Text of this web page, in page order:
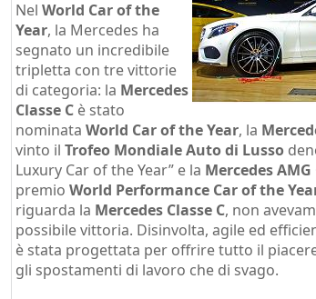
Nel World Car of the
Year, la Mercedes ha
segnato un incredibile
tripletta con tre vittorie
di categoria: la Mercedes
Classe C è stato
nominata World Car of the Year, la
vinto il Trofeo Mondiale Auto di Lusso
Luxury Car of the Year” e la Mercedes AMG
premio World Performance Car of the
riguarda la Mercedes Classe C, non
possibile vittoria. Disinvolta, agile ed
è stata progettata per offrire tutto il
gli spostamenti di lavoro che di svago.